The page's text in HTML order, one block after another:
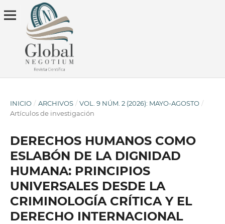
INICIO / ARCHIVOS / VOL. 9 NÚM. 2 (2026): MAYO-AGOSTO /
Artículos de investigación
DERECHOS HUMANOS COMO
ESLABÓN DE LA DIGNIDAD
HUMANA: PRINCIPIOS
UNIVERSALES DESDE LA
CRIMINOLOGÍA CRÍTICA Y EL
DERECHO INTERNACIONAL